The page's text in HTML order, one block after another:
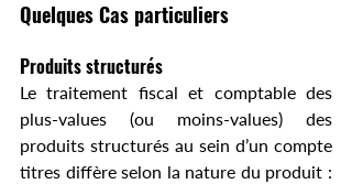
Quelques Cas particuliers
Produits structurés
Le traitement fiscal et comptable des
plus-values (ou moins-values) des
produits structurés au sein d’un compte
titres diffère selon la nature du produit :